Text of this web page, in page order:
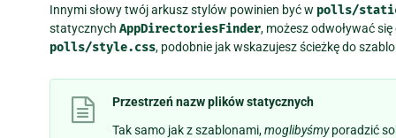
Innymi słowy twój arkusz stylów powinien być w polls/
statycznych AppDirectoriesFinder, możesz odwoływać
polls/style.css, podobnie jak wskazujesz ścieżkę do
Przestrzeń nazw plików statycznych
Tak samo jak z szablonami,moglibyśmyporadzić